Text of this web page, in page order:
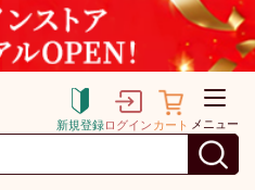
新規登録ログイン カート メニュー